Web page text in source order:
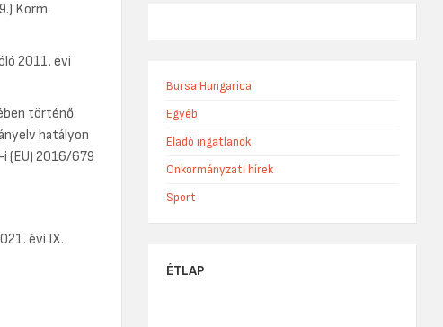
Korm.
2011. évi
történő
hatályon
i (EU) 2016/679
évi IX.
Bursa Hungarica
Egyéb
Eladó ingatlanok
Önkormányzati hírek
Sport
ÉTLAP